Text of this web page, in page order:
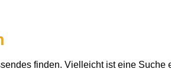
finden. Vielleicht ist eine Suche